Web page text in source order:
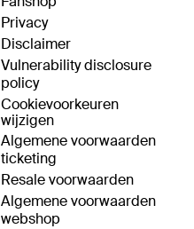
Privacy
Disclaimer
Vulnerability disclosure
policy
Cookievoorkeuren
wijzigen
Algemene voorwaarden
ticketing
Resale voorwaarden
Algemene voorwaarden
webshop